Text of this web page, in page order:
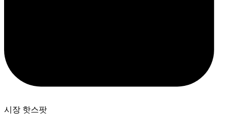
시장 핫스팟